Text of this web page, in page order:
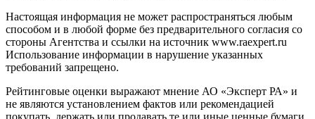
Настоящая информация не может распространяться любым
способом и в любой форме без предварительного согласия со
стороны Агентства и ссылки на источник www.raexpert.ru
Использование информации в нарушение указанных
требований запрещено.
Рейтинговые оценки выражают мнение АО «Эксперт РА» и
не являются установлением фактов или рекомендацией